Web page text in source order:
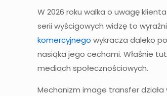
W 2026 roku walka o uwagę
serii wyścigowych widzę to
komercyjnego wykracza daleko
nasiąka jego cechami. Właśnie
mediach społecznościowych.
Mechanizm image transfer